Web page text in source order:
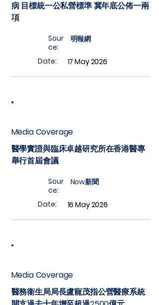
病 目標統一公私營標準 冀年底公佈一兩
項
Sour
ce:
明報網
Date: 17 May 2026
Media Coverage
醫學實證與臨床卓越研究所在香港醫專
舉行首屆會議
Sour
ce:
Now新聞
Date: 16 May 2026
Media Coverage
醫務衞生局局長盧寵茂指公營醫療系統